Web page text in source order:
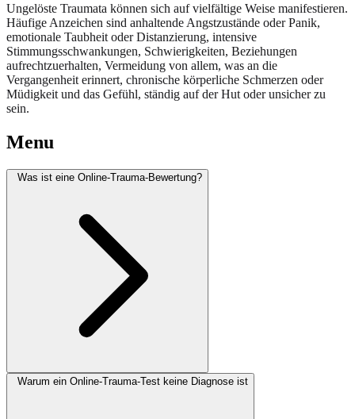
Ungelöste Traumata können sich auf vielfältige Weise manifestieren.
Häufige Anzeichen sind anhaltende Angstzustände oder Panik,
emotionale Taubheit oder Distanzierung, intensive
Stimmungsschwankungen, Schwierigkeiten, Beziehungen
aufrechtzuerhalten, Vermeidung von allem, was an die
Vergangenheit erinnert, chronische körperliche Schmerzen oder
Müdigkeit und das Gefühl, ständig auf der Hut oder unsicher zu
sein.
Menu
Was ist eine Online-Trauma-Bewertung?
Warum ein Online-Trauma-Test keine Diagnose ist